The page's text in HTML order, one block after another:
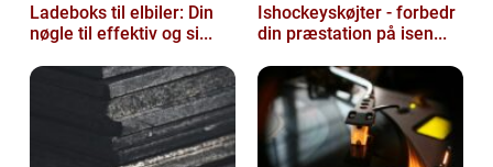
Ladeboks til elbiler: Din
nøgle til effektiv og si...
Ishockeyskøjter - forbedr
din præstation på isen...